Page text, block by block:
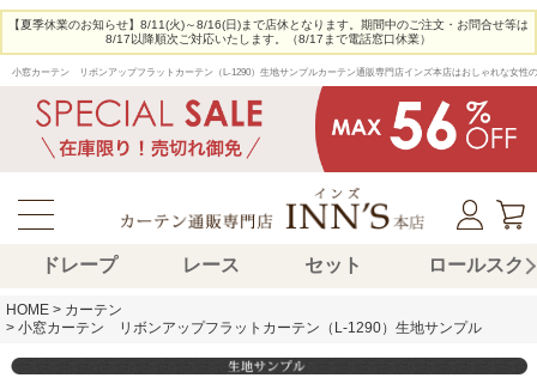
【夏季休業のお知らせ】8/11(火)～8/16(日)まで店休となります。期間中のご注文・お問合せ等は
8/17以降順次ご対応いたします。（8/17まで電話窓口休業）
小窓カーテン　リボンアップフラットカーテン（L-1290）生地サンプルカーテン通販専門店インズ本店はおしゃれな女
ドレープ レース セット ロールスク
HOME
カーテン
小窓カーテン リボンアップフラットカーテン（L-1290）生地サンプル